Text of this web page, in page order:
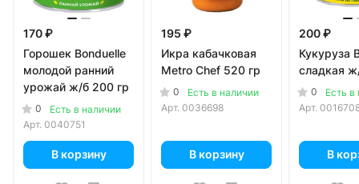
170 ₽
Горошек Bonduelle
молодой ранний
урожай ж/б 200 гр
0
Есть в наличии
Арт. 0040751
В корзину
195 ₽
Икра кабачковая
Metro Chef 520 гр
0
Есть в наличии
Арт. 0036698
В корзину
200 ₽
Кукуруза
сладкая
0
Есть в
Арт.
В